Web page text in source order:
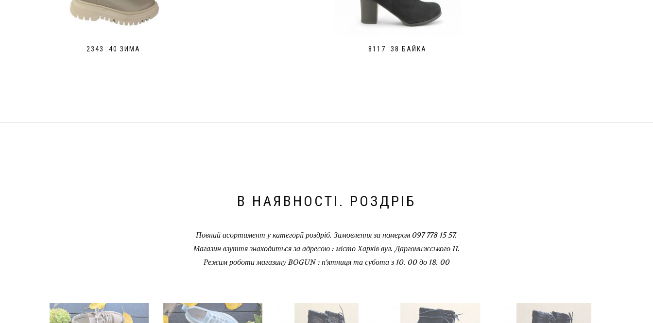
2343 :40 ЗИМА 8117 :38 БАЙКА
В НАЯВНОСТІ. РОЗДРІБ
Повний асортимент у категорії роздріб. Замовлення за номером 097 778 15 57.
Магазин взуття знаходиться за адресою : місто Харків вул. Даргомижського 11.
Режим роботи магазину BOGUN : п'ятниця та субота з 10. 00 до 18. 00